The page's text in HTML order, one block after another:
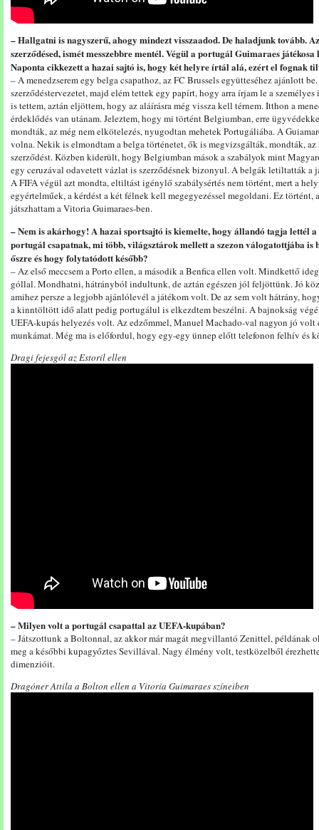
– Hallgatni is nagyszerű, ahogy mindezt visszaadod. De haladjunk tovább.
szerződésed, ismét messzebbre mentél. Végül a portugál Guimaraes
Naponta cikkezett a hazai sajtó is, hogy két helyre írtál alá, ezért el fognak
– A menedzserem egy belga csapathoz, az FC Brussels együtteséhez ajánlott
szerződéstervezetet, majd elém tettek egy papírt, hogy arra írjam le a
is tettem, aztán eljöttem, hogy az aláírásra még vissza kell térnem. Itthon a
érdeklődés van utánam. Jeleztem, hogy mi történt Belgiumban, erre
mondták, az még nem elkötelezés, nyugodtan mehetek Portugáliába. A
volna. Nekik is elmondtam a belga történetet, ők is megvizsgálták, mondták,
szerződést. Közben kiderült, hogy Belgiumban mások a szabályok mint
egy ceruzával odavetett vázlat is szerződésnek bizonyul. A belgák letiltatták a
A FIFA végül azt mondta, eltiltást igénylő szabálysértés nem történt, mert a
egyértelműek, a kérdést a két félnek kell megegyezéssel megoldani. Ez történt,
játszhattam a Vitoria Guimaraes-ben.
– Nem is akárhogy! A hazai sportsajtó is kiemelte, hogy állandó tagja lettél
portugál csapatnak, mi több, világsztárok mellett a szezon válogatottjába is
őszre és hogy folytatódott később?
– Az első meccsem a Porto ellen, a második a Benfica ellen volt. Mindkettő
góllal. Mondhatni, hátrányból indultunk, de aztán egészen jól feljöttünk. Jó
amihez persze a legjobb ajánlólevél a játékom volt. De az sem volt hátrány,
a kinntöltött idő alatt pedig portugálul is elkezdtem beszélni. A bajnokság
UEFA-kupás helyezés volt. Az edzőmmel, Manuel Machado-val nagyon jó
munkámat. Még ma is előfordul, hogy egy-egy ünnep előtt telefonon felhív és
Dragi fejesgól az Estoril ellen
– Milyen volt a portugál csapattal az UEFA-kupában?
– Játszottunk a Boltonnal, az akkor már magát megvillantó Zenittel, példának
meg a későbbi kupagyőztes Sevillával. Nagy élmény volt, testközelből
dimenzióit.
Dragóner Attila a Bolton ellen a Vitoria Guimaraes színeiben